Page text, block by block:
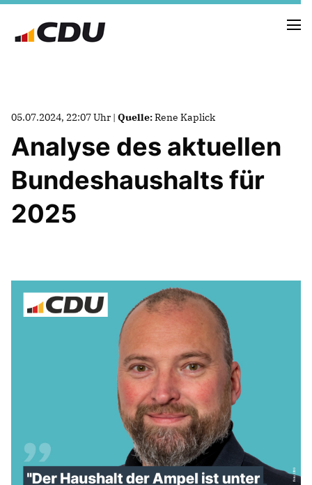
NEUIGKEITEN
PRESSE
VORSTAND
BILDER
NEWSLETTER ABONNIEREN
05.07.2024, 22:07 Uhr | Quelle:Rene Kaplick
Analyse des aktuellen
Bundeshaushalts für
2025